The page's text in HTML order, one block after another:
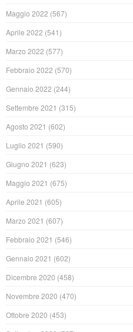
Maggio 2022 (567)
Aprile 2022 (541)
Marzo 2022 (577)
Febbraio 2022 (570)
Gennaio 2022 (244)
Settembre 2021 (315)
Agosto 2021 (602)
Luglio 2021 (590)
Giugno 2021 (623)
Maggio 2021 (675)
Aprile 2021 (605)
Marzo 2021 (607)
Febbraio 2021 (546)
Gennaio 2021 (602)
Dicembre 2020 (458)
Novembre 2020 (470)
Ottobre 2020 (453)